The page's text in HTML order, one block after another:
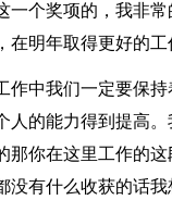
一个奖项的，我非
在明年取得更好的工
作中我们一定要保
人的能力得到提高
那你在这里工作的
没有什么收获的话